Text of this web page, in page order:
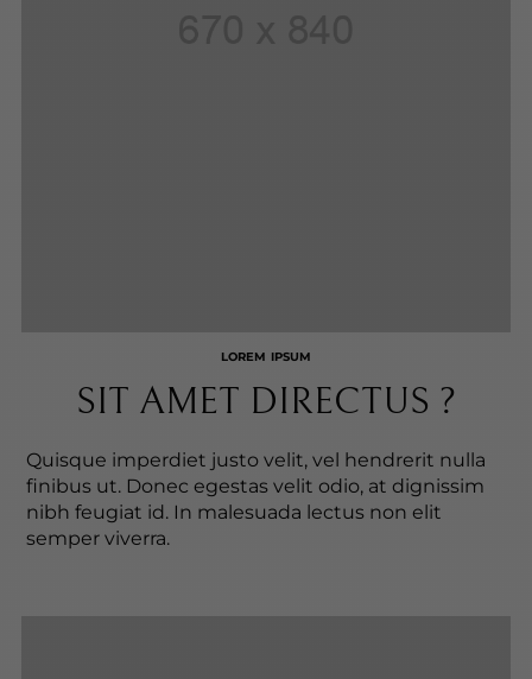
LOREM IPSUM
SIT AMET DIRECTUS ?
Quisque imperdiet justo velit, vel hendrerit nulla
finibus ut. Donec egestas velit odio, at dignissim
nibh feugiat id. In malesuada lectus non elit
semper viverra.